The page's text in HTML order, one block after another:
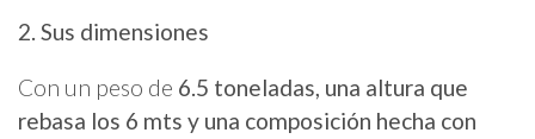
2. Sus dimensiones
Con un peso de 6.5 toneladas, una altura que
rebasa los 6 mts y una composición hecha con